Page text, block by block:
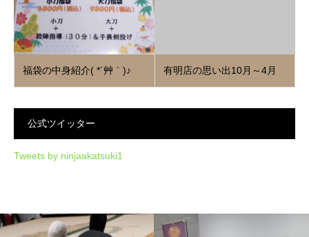
福袋の中身紹介( *´艸｀)♪ 有明店の思い出10月～4月
公式ツイッター
Tweets by ninjaakatsuki1